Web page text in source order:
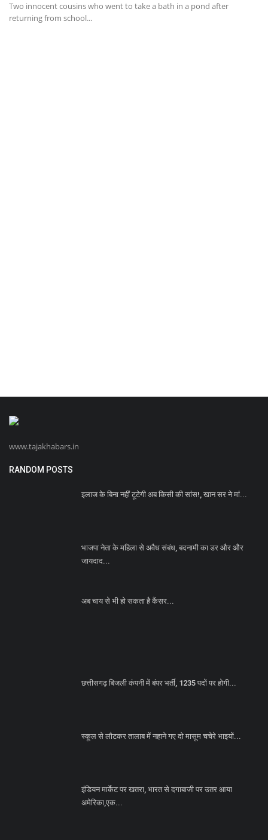
Two innocent cousins ​​who went to take a bath in a pond after
returning from school...
www.tajakhabars.in
RANDOM POSTS
इलाज के बिना नहीं टूटेगी अब किसी की सांस!, खान सर ने मां...
भाजपा नेता के महिला से अवैध संबंध, बदनामी का डर और और
जायदाद...
अब चाय से भी हो सकता है कैंसर...
छत्तीसगढ़ बिजली कंपनी में बंपर भर्ती, 1235 पदों पर होगी...
स्कूल से लौटकर तालाब में नहाने गए दो मासूम चचेरे भाइयों...
इंडियन मार्केट पर खतरा, भारत से दगाबाजी पर उतर आया
अमेरिका,एक...